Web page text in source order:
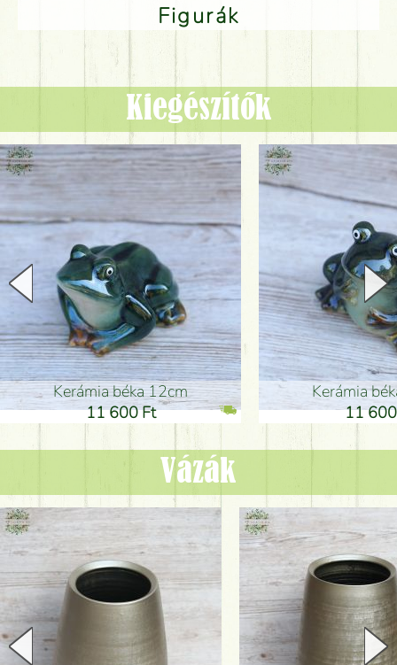
Figurák
Kiegészítők
Kerámia béka 12cm
11 600 Ft
Kerámia
11
Vázák